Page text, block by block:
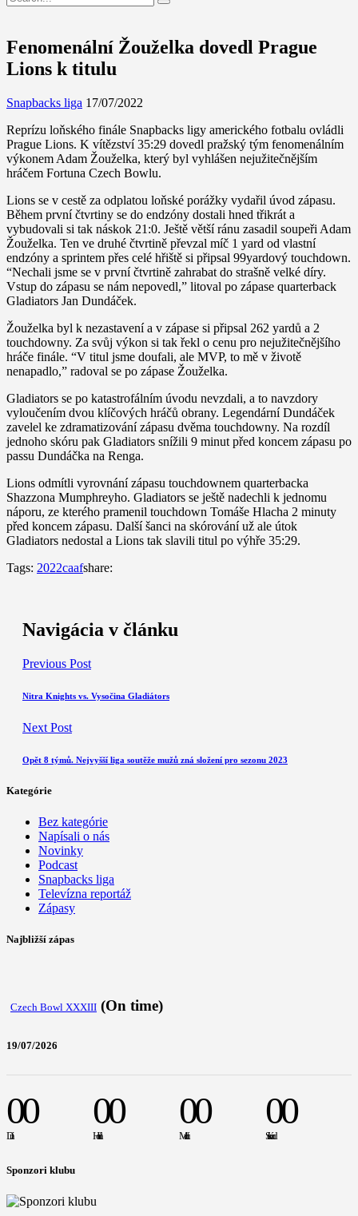
Fenomenální Žouželka dovedl Prague
Lions k titulu
Snapbacks liga 17/07/2022
Reprízu loňského finále Snapbacks ligy amerického fotbalu ovládli
Prague Lions. K vítězství 35:29 dovedl pražský tým fenomenálním
výkonem Adam Žouželka, který byl vyhlášen nejužitečnějším
hráčem Fortuna Czech Bowlu.
Lions se v cestě za odplatou loňské porážky vydařil úvod zápasu.
Během první čtvrtiny se do endzóny dostali hned třikrát a
vybudovali si tak náskok 21:0. Ještě větší ránu zasadil soupeři Adam
Žouželka. Ten ve druhé čtvrtině převzal míč 1 yard od vlastní
endzóny a sprintem přes celé hřiště si připsal 99yardový touchdown.
“Nechali jsme se v první čtvrtině zahrabat do strašně velké díry.
Vstup do zápasu se nám nepovedl,” litoval po zápase quarterback
Gladiators Jan Dundáček.
Žouželka byl k nezastavení a v zápase si připsal 262 yardů a 2
touchdowny. Za svůj výkon si tak řekl o cenu pro nejužitečnějšího
hráče finále. “V titul jsme doufali, ale MVP, to mě v životě
nenapadlo,” radoval se po zápase Žouželka.
Gladiators se po katastrofálním úvodu nevzdali, a to navzdory
vyloučením dvou klíčových hráčů obrany. Legendární Dundáček
zavelel ke zdramatizování zápasu dvěma touchdowny. Na rozdíl
jednoho skóru pak Gladiators snížili 9 minut před koncem zápasu po
passu Dundáčka na Renga.
Lions odmítli vyrovnání zápasu touchdownem quarterbacka
Shazzona Mumphreyho. Gladiators se ještě nadechli k jednomu
náporu, ze kterého pramenil touchdown Tomáše Hlacha 2 minuty
před koncem zápasu. Další šanci na skórování už ale útok
Gladiators nedostal a Lions tak slavili titul po výhře 35:29.
Tags: 2022caafshare:
Navigácia v článku
Previous Post
Nitra Knights vs. Vysočina Gladiátors
Next Post
Opět 8 týmů. Nejvyšší liga soutěže mužů zná složení pro sezonu 2023
Kategórie
Bez kategórie
Napísali o nás
Novinky
Podcast
Snapbacks liga
Televízna reportáž
Zápasy
Najbližší zápas
Czech Bowl XXXIII (On time)
19/07/2026
00
Dní
00
Hodín
00
Minút
00
Sekúnd
Sponzori klubu